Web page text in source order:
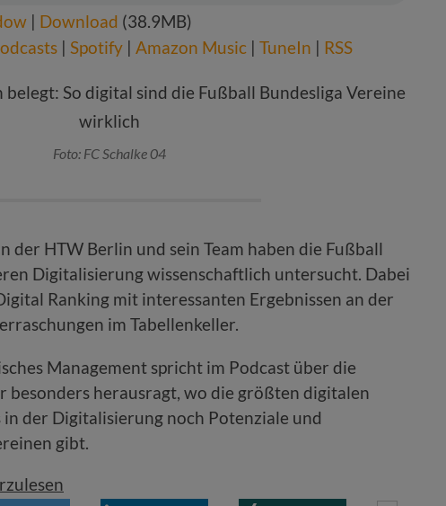
| Download (38.9MB)
| Spotify | Amazon Music | TuneIn | RSS
Foto: FC Schalke 04
der HTW Berlin und sein Team haben die Fußball
Digitalisierung wissenschaftlich untersucht. Dabei
Ranking mit interessanten Ergebnissen an der
im Tabellenkeller.
Management spricht im Podcast über die
besonders herausragt, wo die größten digitalen
in der Digitalisierung noch Potenziale und
gibt.